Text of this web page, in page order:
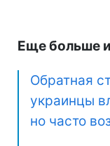
Еще больше
Обратная
украинцы
но часто